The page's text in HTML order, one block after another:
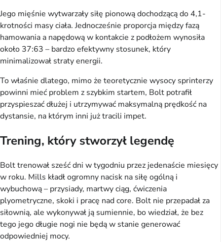
Jego mięśnie wytwarzały siłę pionową dochodzącą do 4,1-
krotności masy ciała. Jednocześnie proporcja między fazą
hamowania a napędową w kontakcie z podłożem wynosiła
około 37:63 – bardzo efektywny stosunek, który
minimalizował straty energii.
To właśnie dlatego, mimo że teoretycznie wysocy sprinterzy
powinni mieć problem z szybkim startem, Bolt potrafił
przyspieszać dłużej i utrzymywać maksymalną prędkość na
dystansie, na którym inni już tracili impet.
Trening, który stworzył legendę
Bolt trenował sześć dni w tygodniu przez jedenaście miesięcy
w roku. Mills kładł ogromny nacisk na siłę ogólną i
wybuchową – przysiady, martwy ciąg, ćwiczenia
plyometryczne, skoki i pracę nad core. Bolt nie przepadał za
siłownią, ale wykonywał ją sumiennie, bo wiedział, że bez
tego jego długie nogi nie będą w stanie generować
odpowiedniej mocy.